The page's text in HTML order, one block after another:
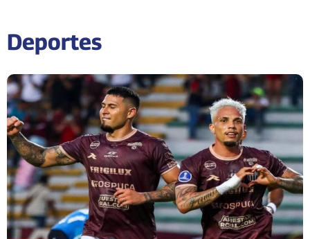
Deportes